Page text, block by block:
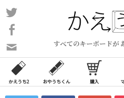
コ
ン
ン
ツ
ス
すべてのキーボードが
い
合
わ
かえうち2 おやうちくん 購入